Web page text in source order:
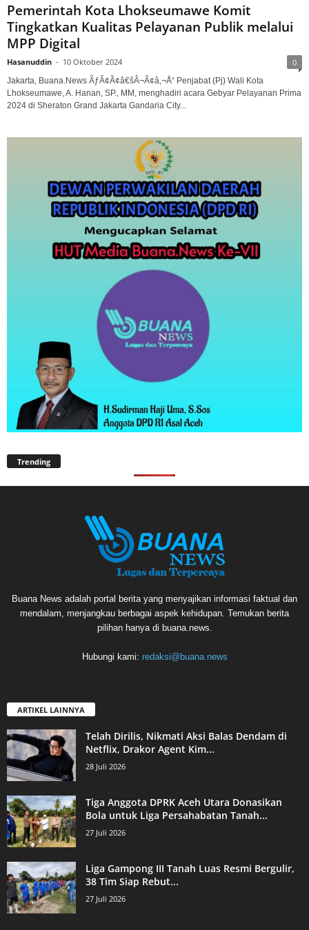
Pemerintah Kota Lhokseumawe Komit
Tingkatkan Kualitas Pelayanan Publik melalui
MPP Digital
Hasanuddin - 10 Oktober 2024 0
Jakarta, Buana.News ÃƒÂ¢Ã¢â€šÂ¬Ã¢â‚¬Å“ Penjabat (Pj) Wali Kota
Lhokseumawe, A. Hanan, SP., MM, menghadiri acara Gebyar Pelayanan Prima
2024 di Sheraton Grand Jakarta Gandaria City...
Trending
Buana News adalah portal berita yang menyajikan informasi faktual dan
mendalam, menjangkau berbagai aspek kehidupan. Temukan berita
pilihan hanya di buana.news.
Hubungi kami: redaksi@buana.news
ARTIKEL LAINNYA
Telah Dirilis, Nikmati Aksi Balas Dendam di
Netflix, Drakor Agent Kim...
28 Juli 2026
Tiga Anggota DPRK Aceh Utara Donasikan
Bola untuk Liga Persahabatan Tanah...
27 Juli 2026
Liga Gampong III Tanah Luas Resmi Bergulir,
38 Tim Siap Rebut...
27 Juli 2026